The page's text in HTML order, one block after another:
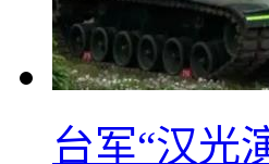
台军“汉光